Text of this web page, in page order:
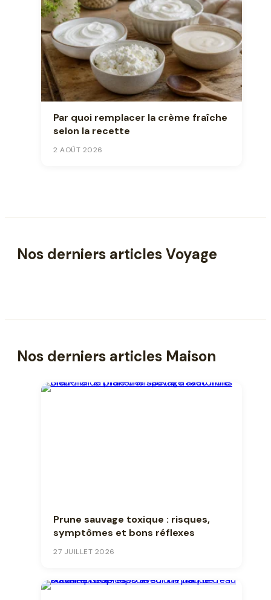
Par quoi remplacer la crème fraîche
selon la recette
2 AOÛT 2026
Nos derniers articles Voyage
Nos derniers articles Maison
Prune sauvage toxique : risques,
symptômes et bons réflexes
27 JUILLET 2026